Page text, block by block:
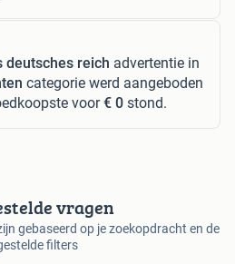
deutsches reich advertentie in
categorie werd aangeboden
voor€ 0 stond.
vragen
gebaseerd op je zoekopdracht en de
filters